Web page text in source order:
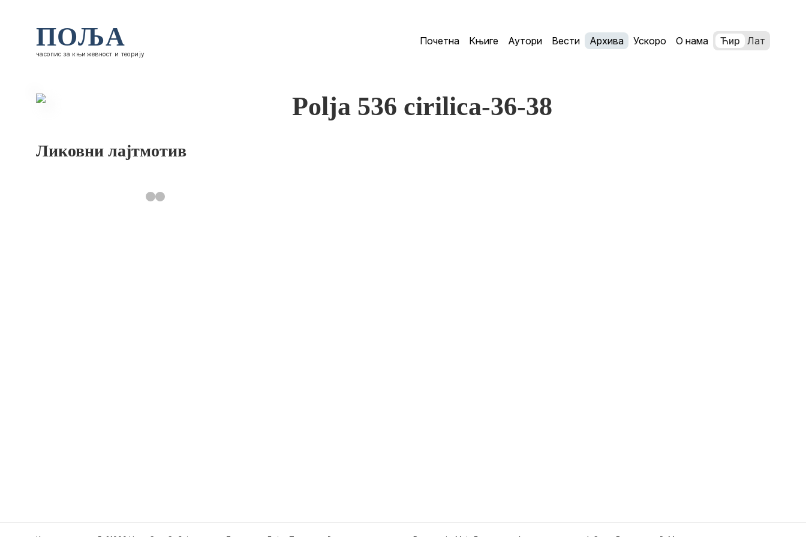
ПОЉА
часопис за књижевност и теорију
Почетна Књиге Аутори Вести Архива Ускоро О нама Ћир Лат
Ликовни лајтмотив
Polja 536 cirilica-36-38